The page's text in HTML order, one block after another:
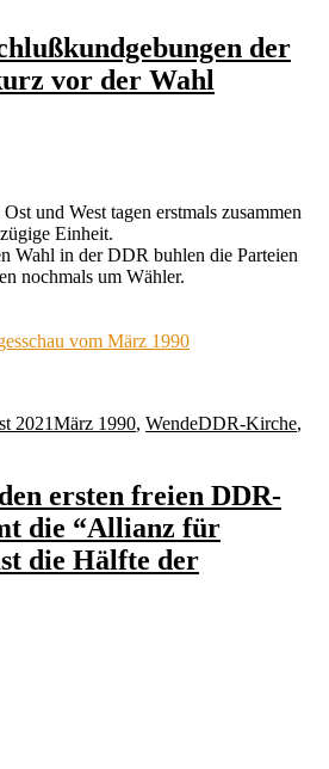
der
vor der Wahl
und West tagen erstmals zusammen
Einheit.
Wahl in der DDR buhlen die Parteien
nochmals um Wähler.
vom März 1990
2021März 1990, WendeDDR-Kirche,
ersten freien DDR-
die “Allianz für
die Hälfte der